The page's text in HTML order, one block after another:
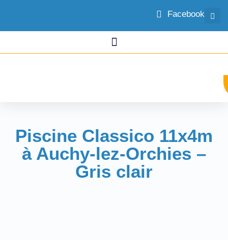
Facebook
Piscine Classico 11x4m
à Auchy-lez-Orchies –
Gris clair